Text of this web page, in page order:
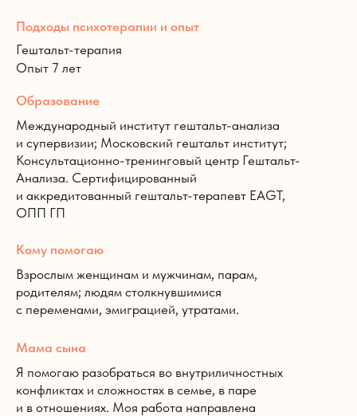
Гештальт-терапия
Опыт 7 лет
Подходы психотерапии и опыт
Международный институт гештальт-анализа
и супервизии; Московский гештальт институт;
Консультационно-тренинговый центр Гештальт-
Анализа. Сертифицированный
и аккредитованный гештальт-терапевт EAGT,
ОПП ГП
Взрослым женщинам и мужчинам, парам,
родителям; людям столкнувшимися
с переменами, эмиграцией, утратами.
Образование
Мама сына
Кому помогаю
Я помогаю разобраться во внутриличностных
конфликтах и сложностях в семье, в паре
и в отношениях. Моя работа направлена